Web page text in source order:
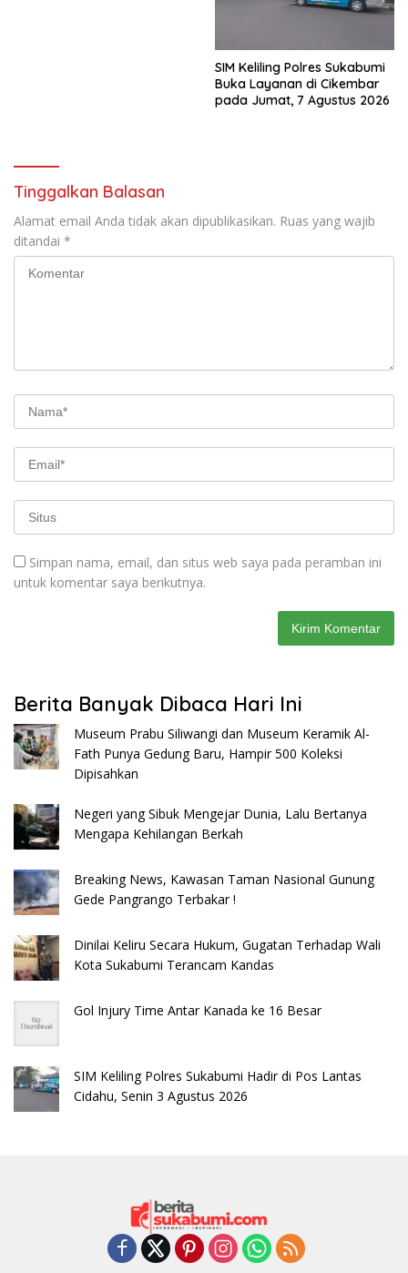
SIM Keliling Polres Sukabumi
Buka Layanan di Cikembar
pada Jumat, 7 Agustus 2026
Tinggalkan Balasan
Alamat email Anda tidak akan dipublikasikan. Ruas yang wajib
ditandai *
Simpan nama, email, dan situs web saya pada peramban ini
untuk komentar saya berikutnya.
Berita Banyak Dibaca Hari Ini
Museum Prabu Siliwangi dan Museum Keramik Al-
Fath Punya Gedung Baru, Hampir 500 Koleksi
Dipisahkan
Negeri yang Sibuk Mengejar Dunia, Lalu Bertanya
Mengapa Kehilangan Berkah
Breaking News, Kawasan Taman Nasional Gunung
Gede Pangrango Terbakar !
Dinilai Keliru Secara Hukum, Gugatan Terhadap Wali
Kota Sukabumi Terancam Kandas
Gol Injury Time Antar Kanada ke 16 Besar
SIM Keliling Polres Sukabumi Hadir di Pos Lantas
Cidahu, Senin 3 Agustus 2026